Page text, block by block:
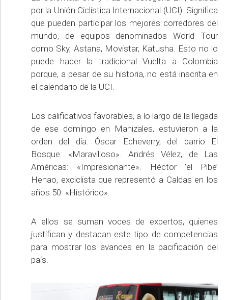
por la Unión Ciclística Internacional (UCI). Significa
que pueden participar los mejores corredores del
mundo, de equipos denominados World Tour
como Sky, Astana, Movistar, Katusha. Esto no lo
puede hacer la tradicional Vuelta a Colombia
porque, a pesar de su historia, no está inscrita en
el calendario de la UCI.
Los calificativos favorables, a lo largo de la llegada
de ese domingo en Manizales, estuvieron a la
orden del día. Óscar Echeverry, del barrio El
Bosque: «Maravilloso». Andrés Vélez, de Las
Américas: «Impresionante». Héctor ‘el Pibe’
Henao, exciclista que representó a Caldas en los
años 50: «Histórico».
A ellos se suman voces de expertos, quienes
justifican y destacan este tipo de competencias
para mostrar los avances en la pacificación del
país.